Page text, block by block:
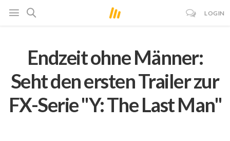
LOGIN
Endzeit ohne Männer:
Seht den ersten Trailer zur
FX-Serie "Y: The Last Man"